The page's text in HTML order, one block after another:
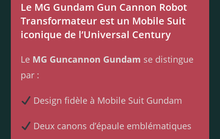
Le MG Gundam Gun Cannon Robot
Transformateur est un Mobile Suit
iconique de l’Universal Century
Le MG Guncannon Gundam se distingue
par :
Design fidèle à Mobile Suit Gundam
Deux canons d’épaule emblématiques